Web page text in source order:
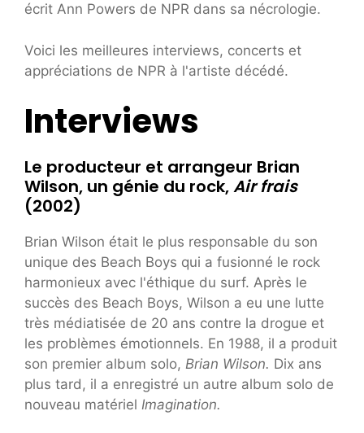
écrit Ann Powers de NPR dans sa nécrologie.
Voici les meilleures interviews, concerts et
appréciations de NPR à l'artiste décédé.
Interviews
Le producteur et arrangeur Brian
Wilson, un génie du rock,Air frais
(2002)
Brian Wilson était le plus responsable du son
unique des Beach Boys qui a fusionné le rock
harmonieux avec l'éthique du surf. Après le
succès des Beach Boys, Wilson a eu une lutte
très médiatisée de 20 ans contre la drogue et
les problèmes émotionnels. En 1988, il a produit
son premier album solo, Brian Wilson. Dix ans
plus tard, il a enregistré un autre album solo de
nouveau matériel Imagination.